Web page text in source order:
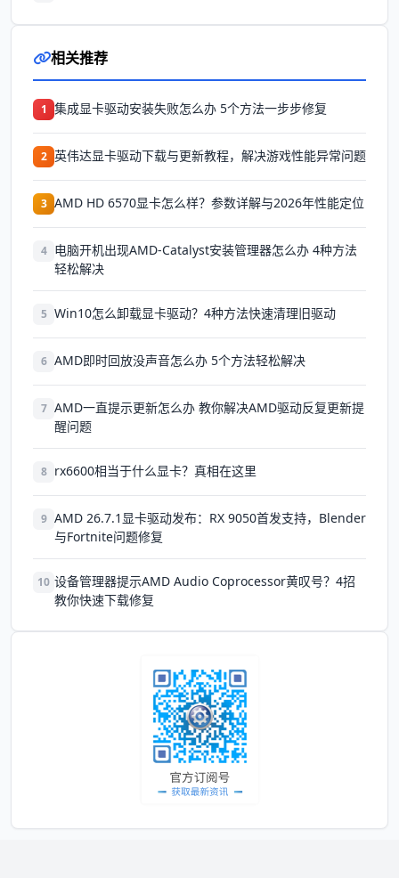
相关推荐
1 集成显卡驱动安装失败怎么办 5个方法一步步修复
2 英伟达显卡驱动下载与更新教程，解决游戏性能异常问题
3 AMD HD 6570显卡怎么样？参数详解与2026年性能定位
4 电脑开机出现AMD-Catalyst安装管理器怎么办 4种方法
轻松解决
5 Win10怎么卸载显卡驱动？4种方法快速清理旧驱动
6 AMD即时回放没声音怎么办 5个方法轻松解决
7 AMD一直提示更新怎么办 教你解决AMD驱动反复更新提
醒问题
8 rx6600相当于什么显卡？真相在这里
9 AMD 26.7.1显卡驱动发布：RX 9050首发支持，Blender
与Fortnite问题修复
10 设备管理器提示AMD Audio Coprocessor黄叹号？4招
教你快速下载修复